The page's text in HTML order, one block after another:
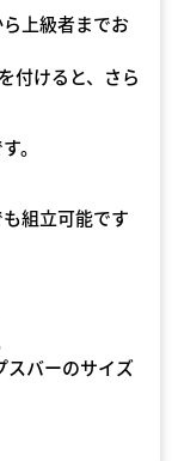
上級者までお
付けると、さら
。
組立可能です
スバーのサイズ